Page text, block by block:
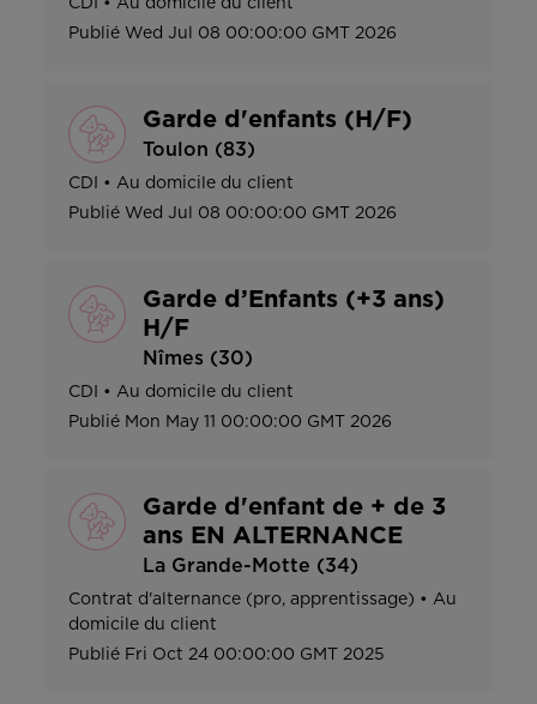
Publié Wed Jul 08 00:00:00 GMT 2026
Garde d'enfants (H/F)
Toulon (83)
CDI • Au domicile du client
Publié Wed Jul 08 00:00:00 GMT 2026
Garde d’Enfants (+3 ans)
H/F
Nîmes (30)
CDI • Au domicile du client
Publié Mon May 11 00:00:00 GMT 2026
Garde d'enfant de + de 3
ans EN ALTERNANCE
La Grande-Motte (34)
Contrat d'alternance (pro, apprentissage) • Au
domicile du client
Publié Fri Oct 24 00:00:00 GMT 2025